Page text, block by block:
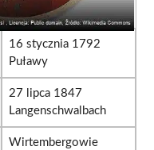
16 stycznia 1792
Puławy
27 lipca 1847
Langenschwalbach
Wirtembergowie